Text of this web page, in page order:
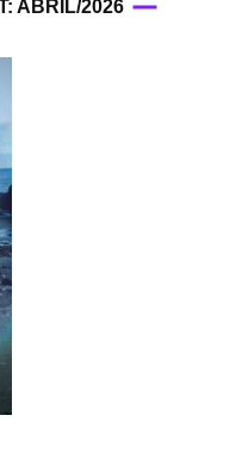
ABRIL/2026